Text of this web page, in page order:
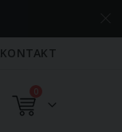
KONTAKT
Košík
0položky